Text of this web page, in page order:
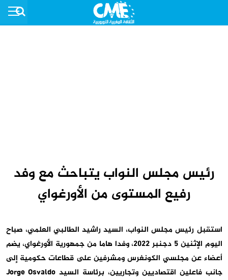
رئيس مجلس النواب يتباحث مع وفد
رفيع المستوى من الأورغواي
استقبل رئيس مجلس النواب، السيد راشيد الطالبي العلمي، صباح
اليوم الإثنين 5 دجنبر 2022، وفدا هاما من جمهورية الأورغواي، يضم
أعضاء عن مجلسي الكونغرس ومشرفين على قطاعات حكومية إلى
جانب فاعلين اقتصاديين وتجاريين، برئاسة السيد Jorge Osvaldo